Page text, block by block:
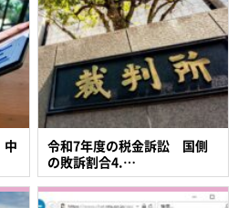
令和7年度の税金訴訟 国側
の敗訴割合4.…